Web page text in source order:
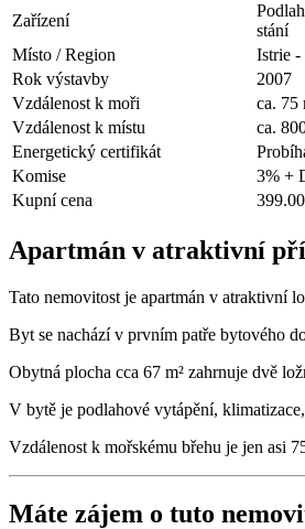
Zařízení
stání
Místo / Region
Istrie -
Rok výstavby
2007
Vzdálenost k moři
ca. 75
Vzdálenost k místu
ca.
Energetický certifikát
Komise
3% +
Kupní cena
Apartmán v atraktivní
Tato nemovitost je apartmán v atraktivní
Byt se nachází v prvním patře bytového
Obytná plocha cca 67 m² zahrnuje dvě
V bytě je podlahové vytápění,
Vzdálenost k mořskému břehu je jen asi
Máte zájem o tuto